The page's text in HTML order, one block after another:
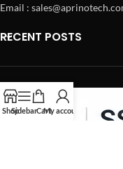
Email :
RECENT POSTS
ShopSidebarCartMy account